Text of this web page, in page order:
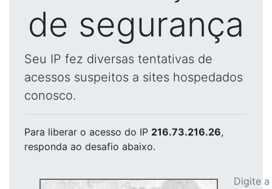
de segurança
Seu IP fez diversas tentativas de
acessos suspeitos a sites hospedados
conosco.
Para liberar o acesso do IP 216.73.216.26,
responda ao desafio abaixo.
Digite